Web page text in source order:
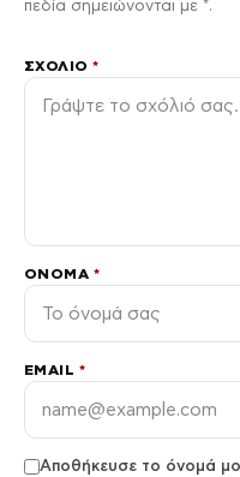
πεδία σημειώνονται με *.
ΣΧΌΛΙΟ*
ΌΝΟΜΑ *
EMAIL *
Αποθήκευσε το όνομά